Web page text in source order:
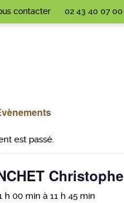
contacter 02 43 40 07 00
est passé.
Christophe
h 00 min à 11 h 45 min